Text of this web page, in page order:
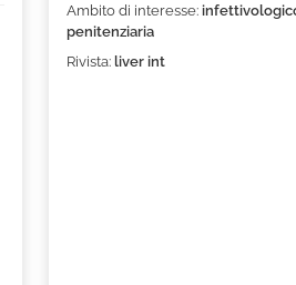
Ambito di interesse:
penitenziaria
Rivista: liver int